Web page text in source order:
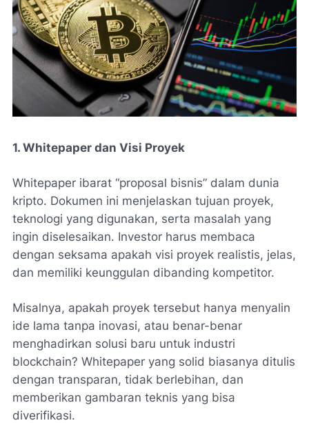
1. Whitepaper dan Visi Proyek
Whitepaper ibarat “proposal bisnis” dalam dunia
kripto. Dokumen ini menjelaskan tujuan proyek,
teknologi yang digunakan, serta masalah yang
ingin diselesaikan. Investor harus membaca
dengan seksama apakah visi proyek realistis, jelas,
dan memiliki keunggulan dibanding kompetitor.
Misalnya, apakah proyek tersebut hanya menyalin
ide lama tanpa inovasi, atau benar-benar
menghadirkan solusi baru untuk industri
blockchain? Whitepaper yang solid biasanya ditulis
dengan transparan, tidak berlebihan, dan
memberikan gambaran teknis yang bisa
diverifikasi.